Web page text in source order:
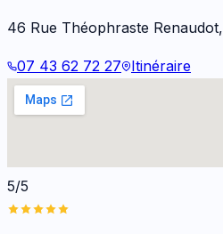
46 Rue Théophraste Renaudot,
07 43 62 72 27 Itinéraire
5/5